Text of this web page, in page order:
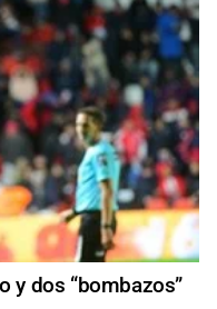
y dos “bombazos”